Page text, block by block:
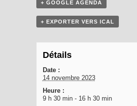
+ GOOGLE AGENDA
+ EXPORTER VERS ICAL
Détails
Date :
14 novembre 2023
Heure :
9 h 30 min - 16 h 30 min